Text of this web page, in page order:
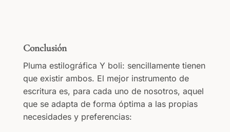
Conclusión
Pluma estilográfica Y boli: sencillamente tienen
que existir ambos. El mejor instrumento de
escritura es, para cada uno de nosotros, aquel
que se adapta de forma óptima a las propias
necesidades y preferencias: